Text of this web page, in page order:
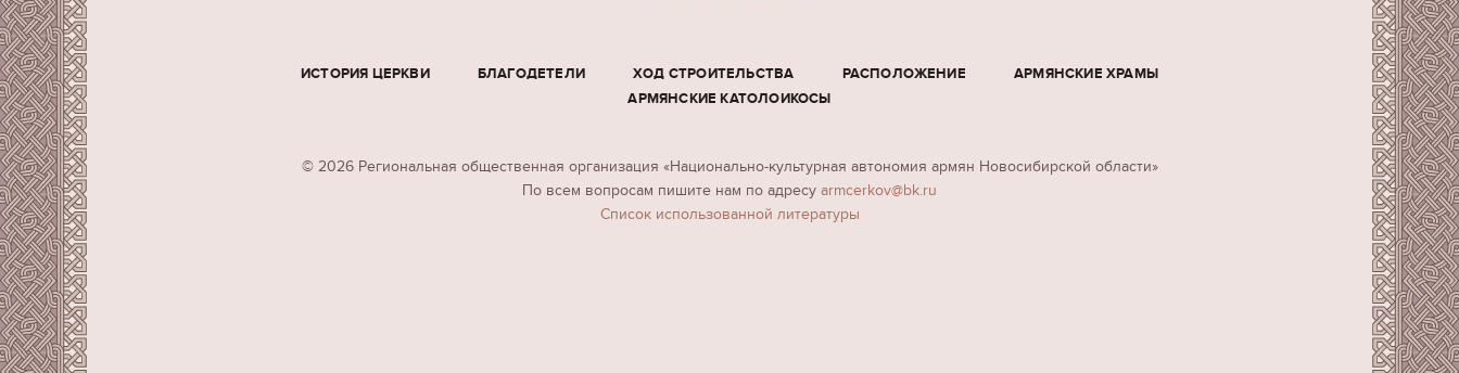
ИСТОРИЯ ЦЕРКВИ БЛАГОДЕТЕЛИ ХОД СТРОИТЕЛЬСТВА РАСПОЛОЖЕНИЕ
АРМЯНСКИЕ ХРАМЫ
АРМЯНСКИЕ КАТОЛОИКОСЫ
© 2026 Региональная общественная организация «Национально-культурная автономия армян Новосибирской области»
По всем вопросам пишите нам по адресу armcerkov@bk.ru
Cписок использованной литературы